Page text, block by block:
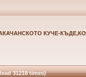
КУЧЕ-
31218 times)